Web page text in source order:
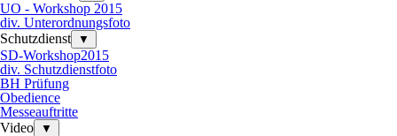
UO - Workshop 2015
div. Unterordnungsfoto
Schutzdienst
▼
SD-Workshop2015
div. Schutzdienstfoto
BH Prüfung
Obedience
Messeauftritte
Video
▼